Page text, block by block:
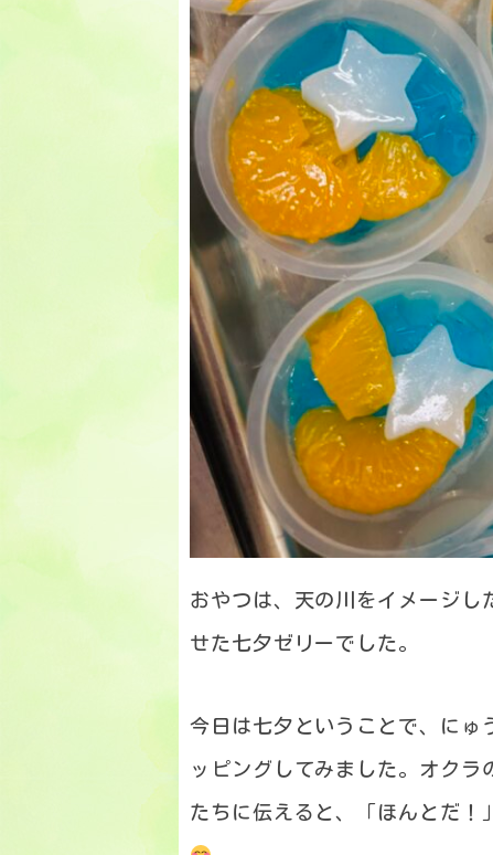
おやつは、天の川をイメージし
せた七夕ゼリーでした。
今日は七夕ということで、にゅ
ッピングしてみました。オクラ
たちに伝えると、「ほんとだ！